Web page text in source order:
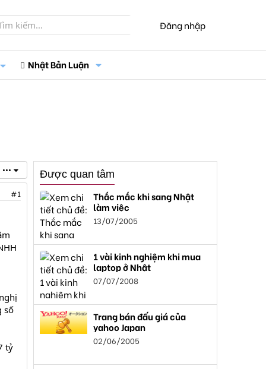
Đăng nhập
Nhật Bản Luận
•••
#1
số
tỷ
Được quan tâm
Thắc mắc khi sang Nhật
làm việc
13/07/2005
1 vài kinh nghiệm khi mua
laptop ở Nhật
07/07/2008
Trang bán đấu giá của
yahoo Japan
02/06/2005